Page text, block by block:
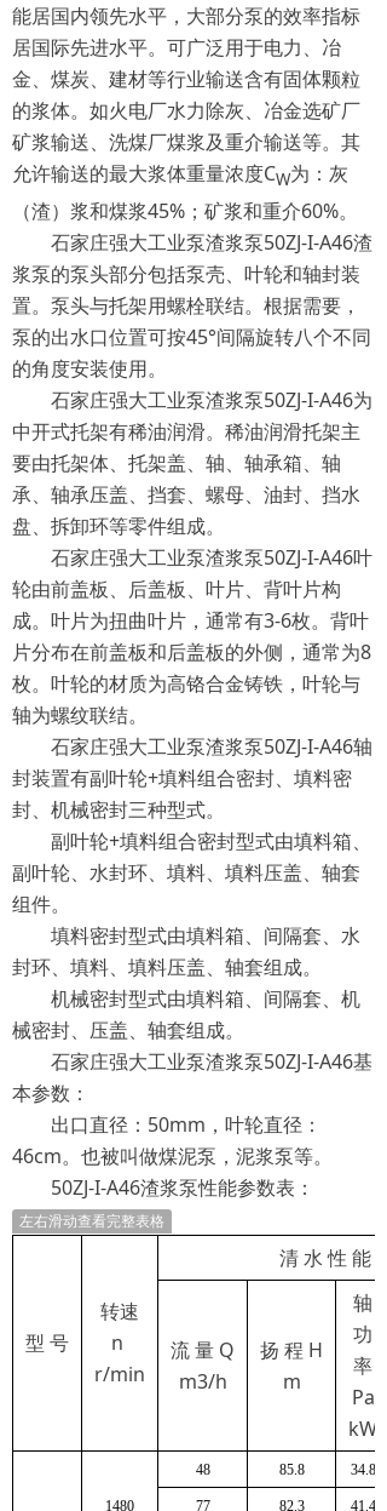
能居国内领先水平，大部分泵的效率指标
居国际先进水平。可广泛用于电力、冶
金、煤炭、建材等行业输送含有固体颗粒
的浆体。如火电厂水力除灰、冶金选矿厂
矿浆输送、洗煤厂煤浆及重介输送等。其
允许输送的最大浆体重量浓度CW为：灰
（渣）浆和煤浆45%；矿浆和重介60%。
石家庄强大工业泵渣浆泵50ZJ-I-A46渣
浆泵的泵头部分包括泵壳、叶轮和轴封装
置。泵头与托架用螺栓联结。根据需要，
泵的出水口位置可按45°间隔旋转八个不同
的角度安装使用。
石家庄强大工业泵渣浆泵50ZJ-I-A46为
中开式托架有稀油润滑。稀油润滑托架主
要由托架体、托架盖、轴、轴承箱、轴
承、轴承压盖、挡套、螺母、油封、挡水
盘、拆卸环等零件组成。
石家庄强大工业泵渣浆泵50ZJ-I-A46叶
轮由前盖板、后盖板、叶片、背叶片构
成。叶片为扭曲叶片，通常有3-6枚。背叶
片分布在前盖板和后盖板的外侧，通常为8
枚。叶轮的材质为高铬合金铸铁，叶轮与
轴为螺纹联结。
石家庄强大工业泵渣浆泵50ZJ-I-A46轴
封装置有副叶轮+填料组合密封、填料密
封、机械密封三种型式。
副叶轮+填料组合密封型式由填料箱、
副叶轮、水封环、填料、填料压盖、轴套
组件。­
填料密封型式由填料箱、间隔套、水
封环、填料、填料压盖、轴套组成。
机械密封型式由填料箱、间隔套、机
械密封、压盖、轴套组成。
石家庄强大工业泵渣浆泵50ZJ-I-A46基
本参数：
出口直径：50mm，叶轮直径：
46cm。也被叫做煤泥泵，泥浆泵等。
50ZJ-I-A46渣浆泵性能参数表：
左右滑动查看完整表格
型 号
转速
n
r/min
清 水 性 能
流 量 Q
m3/h
扬 程 H
m
轴
功
率
Pa
kW
1480
48 85.8 34.8
77 82.3 41.4